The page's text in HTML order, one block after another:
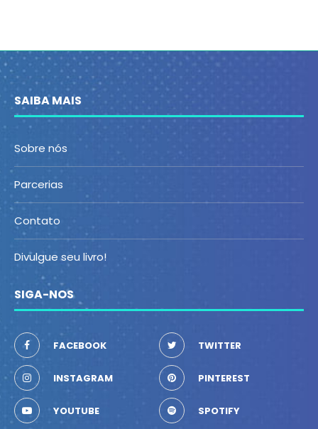
SAIBA MAIS
Sobre nós
Parcerias
Contato
Divulgue seu livro!
SIGA-NOS
FACEBOOK TWITTER
INSTAGRAM PINTEREST
YOUTUBE SPOTIFY